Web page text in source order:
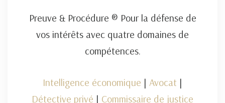
Preuve & Procédure ® Pour la défense de
vos intérêts avec quatre domaines de
compétences.
Intelligence économique | Avocat |
Détective privé | Commissaire de justice